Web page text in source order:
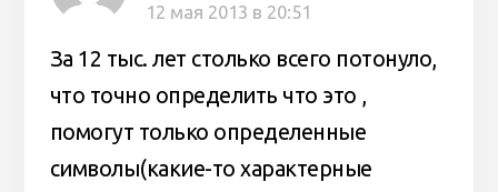
12 мая 2013 в 20:51
За 12 тыс. лет столько всего потонуло,
что точно определить что это ,
помогут только определенные
символы(какие-то характерные